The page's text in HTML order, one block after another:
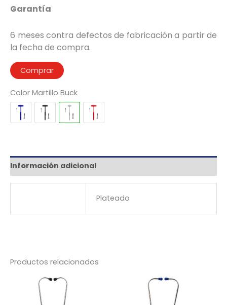
Garantía
6 meses contra defectos de fabricación a partir de
la fecha de compra.
Comprar
Color Martillo Buck
Información adicional
Plateado
Productos relacionados